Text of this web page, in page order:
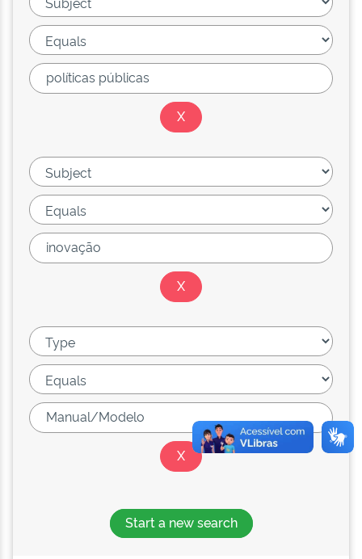
Start a new search